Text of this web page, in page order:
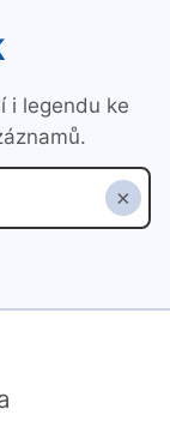
i legendu ke
×